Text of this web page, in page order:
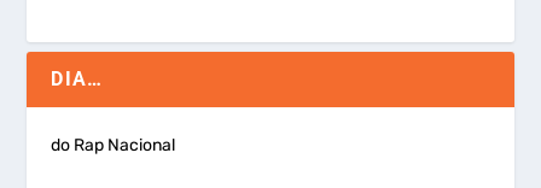
DIA…
do Rap Nacional